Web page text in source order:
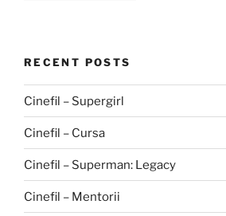
RECENT POSTS
Cinefil – Supergirl
Cinefil – Cursa
Cinefil – Superman: Legacy
Cinefil – Mentorii